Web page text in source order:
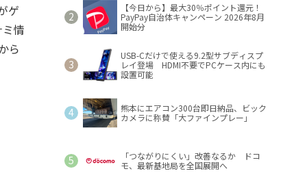
ゲ
情
ら
【今日から】最大30％ポイント還元！
PayPay自治体キャンペーン 2026年8月
開始分
USB-Cだけで使える9.2型サブディスプ
レイ登場 HDMI不要でPCケース内にも
設置可能
熊本にエアコン300台即日納品、ビック
カメラに称賛「大ファインプレー」
「つながりにくい」改善なるか ドコ
モ、最新基地局を全国展開へ